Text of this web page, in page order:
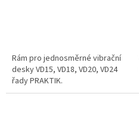
Rám pro jednosměrné vibrační
desky VD15, VD18, VD20, VD24
řady PRAKTIK.